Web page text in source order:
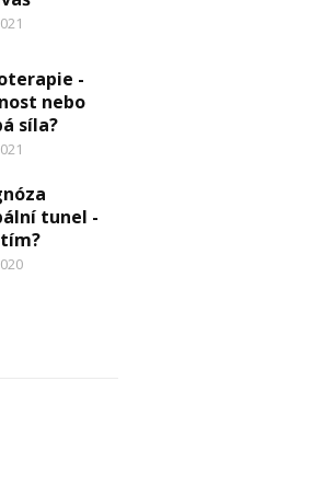
-
nebo
síla?
tunel -